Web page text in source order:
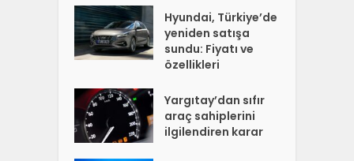
Hyundai, Türkiye’de
yeniden satışa
sundu: Fiyatı ve
özellikleri
Yargıtay’dan sıfır
araç sahiplerini
ilgilendiren karar